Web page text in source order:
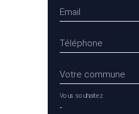
Email
Téléphone
Votre commune
-
Vous souhaitez